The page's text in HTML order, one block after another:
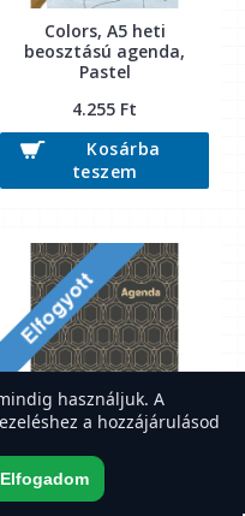
Colors, A5 heti
beosztású agenda,
Pastel
4.255 Ft
Kosárba
teszem
Colors, A5 napi
beosztású agenda, Art
használjuk. A
a hozzájárulásod
Elfogadom